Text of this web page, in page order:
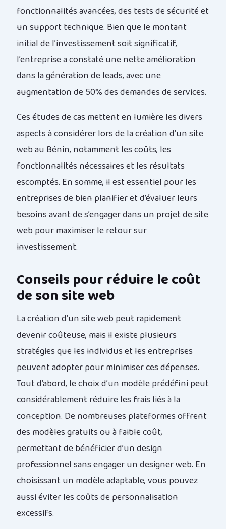
fonctionnalités avancées, des tests de sécurité et
un support technique. Bien que le montant
initial de l’investissement soit significatif,
l’entreprise a constaté une nette amélioration
dans la génération de leads, avec une
augmentation de 50% des demandes de services.
Ces études de cas mettent en lumière les divers
aspects à considérer lors de la création d’un site
web au Bénin, notamment les coûts, les
fonctionnalités nécessaires et les résultats
escomptés. En somme, il est essentiel pour les
entreprises de bien planifier et d’évaluer leurs
besoins avant de s’engager dans un projet de site
web pour maximiser le retour sur
investissement.
Conseils pour réduire le coût
de son site web
La création d’un site web peut rapidement
devenir coûteuse, mais il existe plusieurs
stratégies que les individus et les entreprises
peuvent adopter pour minimiser ces dépenses.
Tout d’abord, le choix d’un modèle prédéfini peut
considérablement réduire les frais liés à la
conception. De nombreuses plateformes offrent
des modèles gratuits ou à faible coût,
permettant de bénéficier d’un design
professionnel sans engager un designer web. En
choisissant un modèle adaptable, vous pouvez
aussi éviter les coûts de personnalisation
excessifs.